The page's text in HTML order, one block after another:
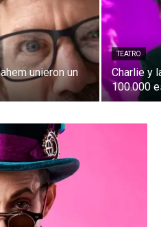
unieron un
TEATRO
Charlie y
100.000